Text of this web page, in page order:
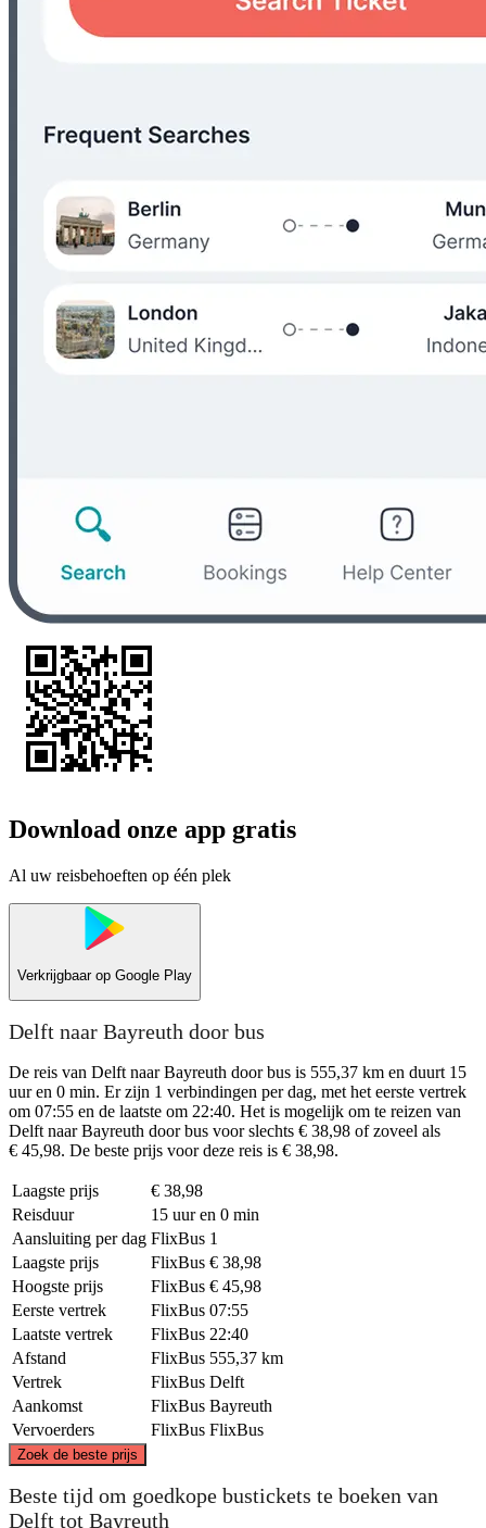
Download onze app gratis
Al uw reisbehoeften op één plek
Verkrijgbaar op Google Play
Delft naar Bayreuth door bus
De reis van Delft naar Bayreuth door bus is 555,37 km en duurt 15
uur en 0 min. Er zijn 1 verbindingen per dag, met het eerste vertrek
om 07:55 en de laatste om 22:40. Het is mogelijk om te reizen van
Delft naar Bayreuth door bus voor slechts € 38,98 of zoveel als
€ 45,98. De beste prijs voor deze reis is € 38,98.
Laagste prijs
€ 38,98
Reisduur
15 uur en 0 min
Aansluiting per dag FlixBus 1
Laagste prijs
FlixBus € 38,98
Hoogste prijs
FlixBus € 45,98
Eerste vertrek
FlixBus 07:55
Laatste vertrek
FlixBus 22:40
Afstand
FlixBus 555,37 km
Vertrek
FlixBus Delft
Aankomst
FlixBus Bayreuth
Vervoerders
FlixBus FlixBus
Zoek de beste prijs
Delft
©CARTO
Beste tijd om goedkope bustickets te boeken van
Delft tot Bayreuth